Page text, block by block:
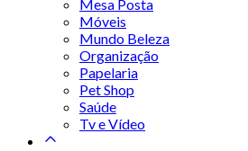
Mesa Posta
Móveis
Mundo Beleza
Organização
Papelaria
Pet Shop
Saúde
Tv e Vídeo